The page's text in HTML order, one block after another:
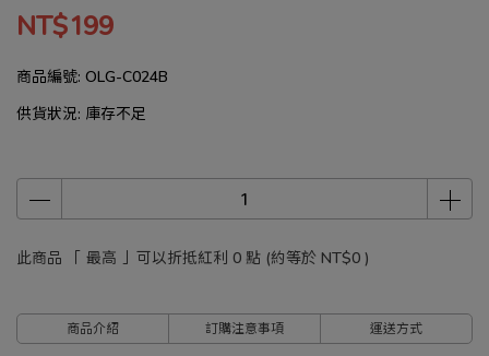
NT$199
商品編號: OLG-C024B
供貨狀況: 庫存不足
此商品 「 最高 」可以折抵紅利 0 點 (約等於 NT$0 )
商品介紹 訂購注意事項 運送方式